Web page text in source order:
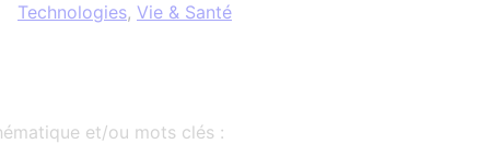
Technologies, Vie & Santé
et/ou mots clés :